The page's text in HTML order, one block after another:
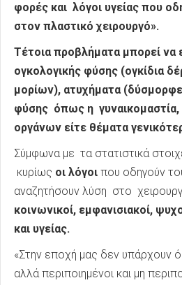
φορές και λόγοι υγείας που
στον πλαστικό χειρουργό».
Τέτοια προβλήματα μπορεί να
ογκολογικής φύσης (ογκίδια
μορίων), ατυχήματα
φύσης όπως η
οργάνων είτε θέματα
Σύμφωνα με τα στατιστικά
κυρίως οι λόγοι που οδηγούν
αναζητήσουν λύση στο
κοινωνικοί, εμφανισιακοί,
και υγείας.
«Στην εποχή μας δεν υπάρχουν
αλλά περιποιημένοι και μη